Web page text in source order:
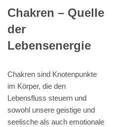
Chakren – Quelle
der
Lebensenergie
Chakren sind Knotenpunkte
im Körper, die den
Lebensfluss steuern und
sowohl unsere geistige und
seelische als auch emotionale